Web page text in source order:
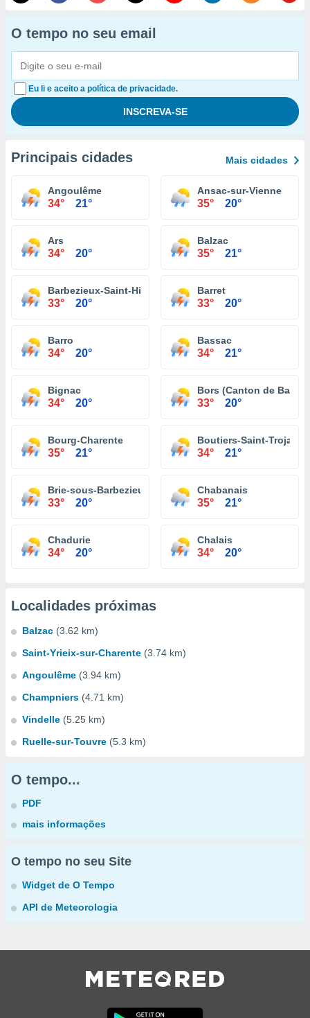
O tempo no seu email
Eu li e aceito a política de privacidade.
Principais cidades Mais cidades
Angoulême
34° 21°
Ansac-sur-Vienne
35° 20°
Ars
34° 20°
Balzac
35° 21°
Barbezieux-Saint-Hilaire
33° 20°
Barret
33° 20°
Barro
34° 20°
Bassac
34° 21°
Bignac
34° 20°
Bors (Canton de
33° 20°
Bourg-Charente
35° 21°
Boutiers-Saint-Trojan
34° 21°
Brie-sous-Barbezieux
33° 20°
Chabanais
35° 21°
Chadurie
34° 20°
Chalais
34° 20°
Localidades próximas
Balzac (3.62 km)
Saint-Yrieix-sur-Charente (3.74 km)
Angoulême (3.94 km)
Champniers (4.71 km)
Vindelle (5.25 km)
Ruelle-sur-Touvre (5.3 km)
O tempo...
PDF
mais informações
O tempo no seu Site
Widget de O Tempo
API de Meteorologia